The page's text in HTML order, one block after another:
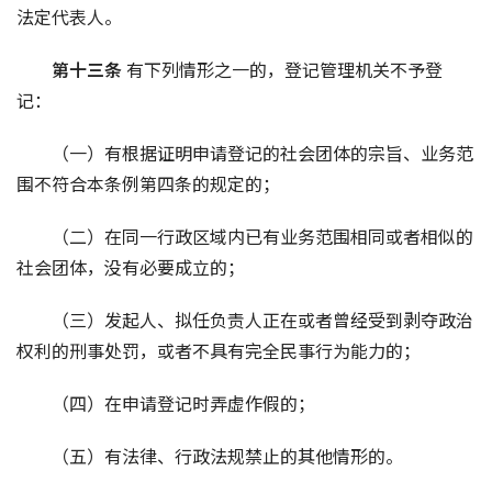
法定代表人。
第十三条 有下列情形之一的，登记管理机关不予登
记：
（一）有根据证明申请登记的社会团体的宗旨、业务范
围不符合本条例第四条的规定的；
（二）在同一行政区域内已有业务范围相同或者相似的
社会团体，没有必要成立的；
（三）发起人、拟任负责人正在或者曾经受到剥夺政治
权利的刑事处罚，或者不具有完全民事行为能力的；
（四）在申请登记时弄虚作假的；
（五）有法律、行政法规禁止的其他情形的。